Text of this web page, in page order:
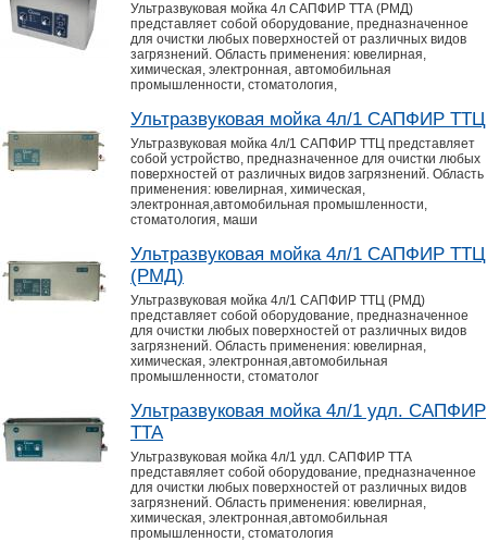
Ультразвуковая мойка 4л САПФИР ТТА (РМД)
представляет собой оборудование, предназначенное
для очистки любых поверхностей от различных видов
загрязнений. Область применения: ювелирная,
химическая, электронная, автомобильная
промышленности, стоматология,
Ультразвуковая мойка 4л/1 САПФИР ТТЦ
Ультразвуковая мойка 4л/1 САПФИР ТТЦ представляет
собой устройство, предназначенное для очистки любых
поверхностей от различных видов загрязнений. Область
применения: ювелирная, химическая,
электронная,автомобильная промышленности,
стоматология, маши
Ультразвуковая мойка 4л/1 САПФИР ТТЦ
(РМД)
Ультразвуковая мойка 4л/1 САПФИР ТТЦ (РМД)
представляет собой оборудование, предназначенное
для очистки любых поверхностей от различных видов
загрязнений. Область применения: ювелирная,
химическая, электронная,автомобильная
промышленности, стоматолог
Ультразвуковая мойка 4л/1 удл. САПФИР
ТТА
Ультразвуковая мойка 4л/1 удл. САПФИР ТТА
представяляет собой оборудование, предназначенное
для очистки любых поверхностей от различных видов
загрязнений. Область применения: ювелирная,
химическая, электронная,автомобильная
промышленности, стоматология